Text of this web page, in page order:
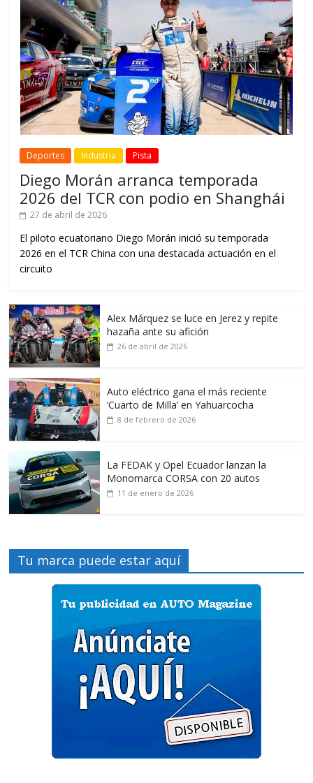
Deportes Industria Pista
Diego Morán arranca temporada
2026 del TCR con podio en Shanghái
27 de abril de 2026
El piloto ecuatoriano Diego Morán inició su temporada
2026 en el TCR China con una destacada actuación en el
circuito
Alex Márquez se luce en Jerez y repite
hazaña ante su afición
26 de abril de 2026
Auto eléctrico gana el más reciente
‘Cuarto de Milla’ en Yahuarcocha
8 de febrero de 2026
La FEDAK y Opel Ecuador lanzan la
Monomarca CORSA con 20 autos
11 de enero de 2026
Tu marca puede estar aquí